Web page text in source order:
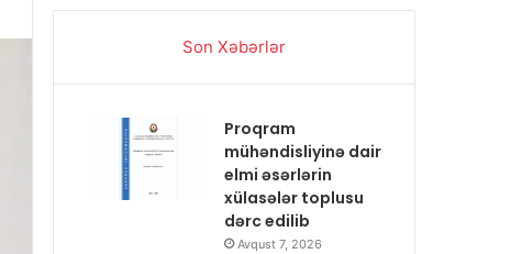
Son Xəbərlər
Proqram
mühəndisliyinə dair
elmi əsərlərin
xülasələr toplusu
dərc edilib
Avqust 7, 2026